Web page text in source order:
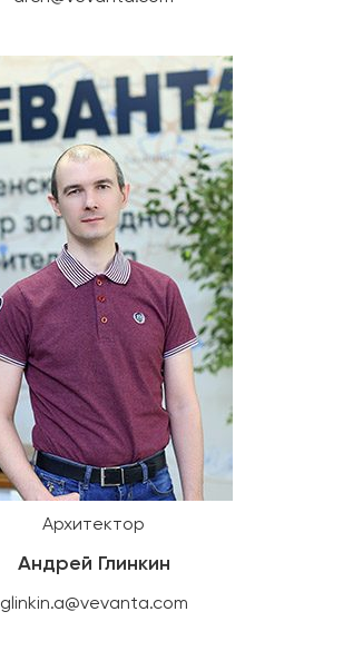
Архитектор
Андрей Глинкин
glinkin.a@vevanta.com